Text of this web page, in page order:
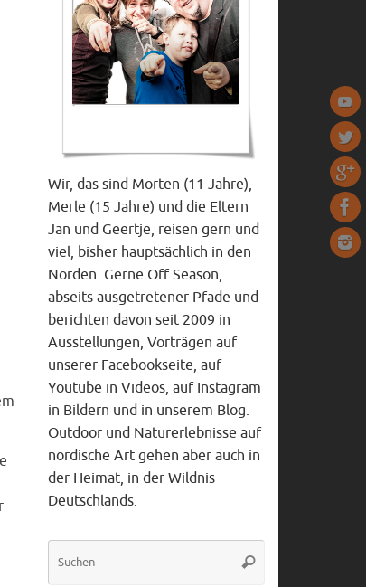
Wir, das sind Morten (11 Jahre),
Merle (15 Jahre) und die Eltern
Jan und Geertje, reisen gern und
viel, bisher hauptsächlich in den
Norden. Gerne Off Season,
abseits ausgetretener Pfade und
berichten davon seit 2009 in
Ausstellungen, Vorträgen auf
unserer Facebookseite, auf
Youtube in Videos, auf Instagram
in Bildern und in unserem Blog.
Outdoor und Naturerlebnisse auf
nordische Art gehen aber auch in
der Heimat, in der Wildnis
Deutschlands.
Suchen